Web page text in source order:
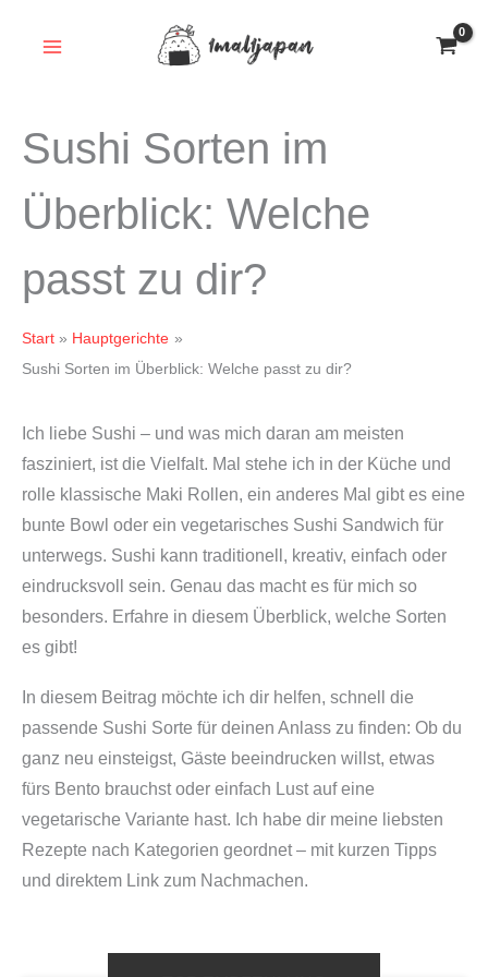
Sushi Sorten im
Überblick: Welche
passt zu dir?
Start
Hauptgerichte
Sushi Sorten im Überblick: Welche passt zu dir?
Ich liebe Sushi – und was mich daran am meisten
fasziniert, ist die Vielfalt. Mal stehe ich in der Küche und
rolle klassische Maki Rollen, ein anderes Mal gibt es eine
bunte Bowl oder ein vegetarisches Sushi Sandwich für
unterwegs. Sushi kann traditionell, kreativ, einfach oder
eindrucksvoll sein. Genau das macht es für mich so
besonders. Erfahre in diesem Überblick, welche Sorten
es gibt!
In diesem Beitrag möchte ich dir helfen, schnell die
passende Sushi Sorte für deinen Anlass zu finden: Ob du
ganz neu einsteigst, Gäste beeindrucken willst, etwas
fürs Bento brauchst oder einfach Lust auf eine
vegetarische Variante hast. Ich habe dir meine liebsten
Rezepte nach Kategorien geordnet – mit kurzen Tipps
und direktem Link zum Nachmachen.